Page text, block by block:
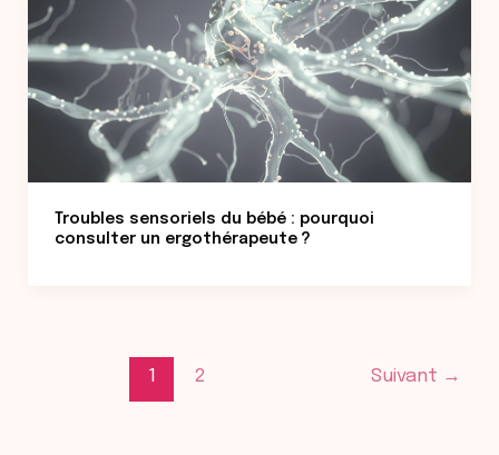
Troubles sensoriels du bébé : pourquoi
consulter un ergothérapeute ?
1 2 Suivant →